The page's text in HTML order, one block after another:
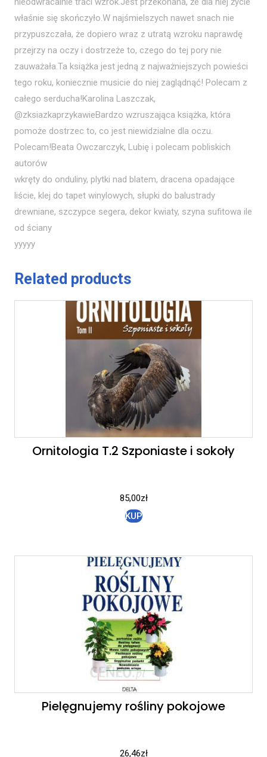
właśnie się skończyło.W najśmielszych nawet snach nie
przypuszczała, że dopiero wraz z utratą wzroku naprawdę
przejrzy na oczy i dostrzeże to, czego do tej pory nie
zauważała.Ta książka jest jedną z najważniejszych powieści
tego roku, koniecznie musicie do niej zaglądnąć! Polecam z
całego serducha!Karolina Laszczak,
@zksiazkaprzykawieBardzo wzruszająca książka, która
pomoże dostrzec to, co jest niewidzialne dla oczu.
Polecam!Beata Owczarczyk, Lubię i polecam pobliskich
autorów
wkręty do onduliny, plytki nad blatem, dracena opadające
liście, klej do tapet winylowych, słupki do balustrady
drewniane, szczypce segera, dekor kwiaty, szyna sufitowa ile
od ściany
yyyyy
Related products
Ornitologia T.2 Szponiaste i sokoły
85,00zł
KUP
Pielęgnujemy rośliny pokojowe
26,46zł